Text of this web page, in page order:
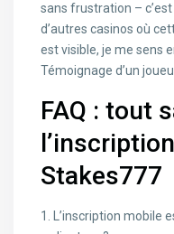
sans frustration –
d’autres casinos où
est visible, je me sens
Témoignage d’un
FAQ : tout
Stakes777
1. L’inscription mobile